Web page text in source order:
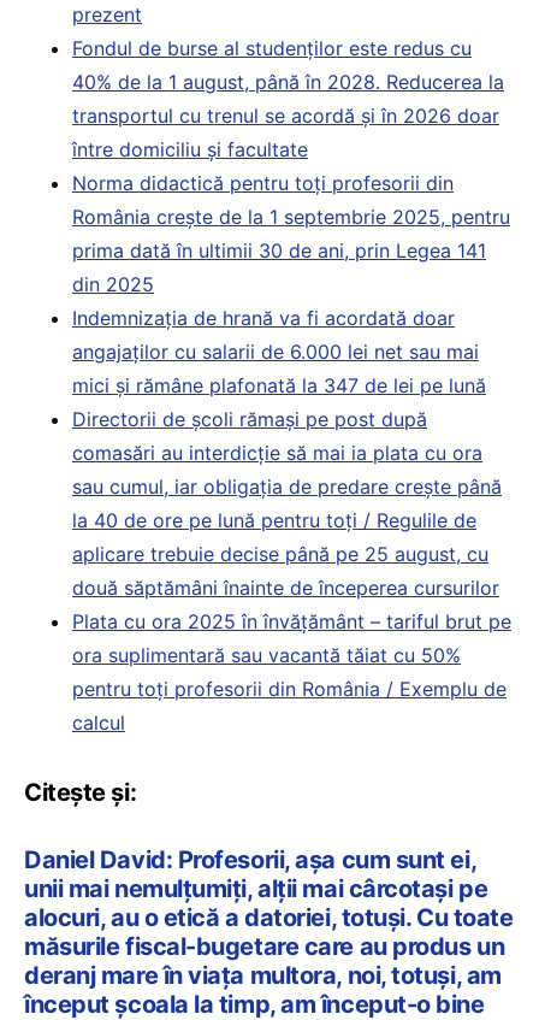
prezent
Fondul de burse al studenților este redus cu
40% de la 1 august, până în 2028. Reducerea la
transportul cu trenul se acordă și în 2026 doar
între domiciliu și facultate
Norma didactică pentru toți profesorii din
România crește de la 1 septembrie 2025, pentru
prima dată în ultimii 30 de ani, prin Legea 141
din 2025
Indemnizația de hrană va fi acordată doar
angajaților cu salarii de 6.000 lei net sau mai
mici și rămâne plafonată la 347 de lei pe lună
Directorii de școli rămași pe post după
comasări au interdicție să mai ia plata cu ora
sau cumul, iar obligația de predare crește până
la 40 de ore pe lună pentru toți / Regulile de
aplicare trebuie decise până pe 25 august, cu
două săptămâni înainte de începerea cursurilor
Plata cu ora 2025 în învățământ – tariful brut pe
ora suplimentară sau vacantă tăiat cu 50%
pentru toți profesorii din România / Exemplu de
calcul
Citește și:
Daniel David: Profesorii, așa cum sunt ei,
unii mai nemulțumiți, alții mai cârcotași pe
alocuri, au o etică a datoriei, totuși. Cu toate
măsurile fiscal-bugetare care au produs un
deranj mare în viața multora, noi, totuși, am
început școala la timp, am început-o bine